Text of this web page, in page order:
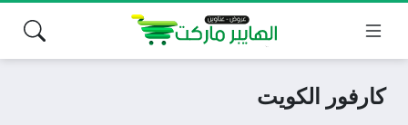
كارفور الكويت